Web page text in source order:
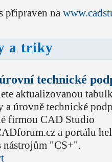
připraven na
a triky
technické
aktualizovanou
úrovně technické
firmou CAD Studio
a portálu
nástrojům "CS+".